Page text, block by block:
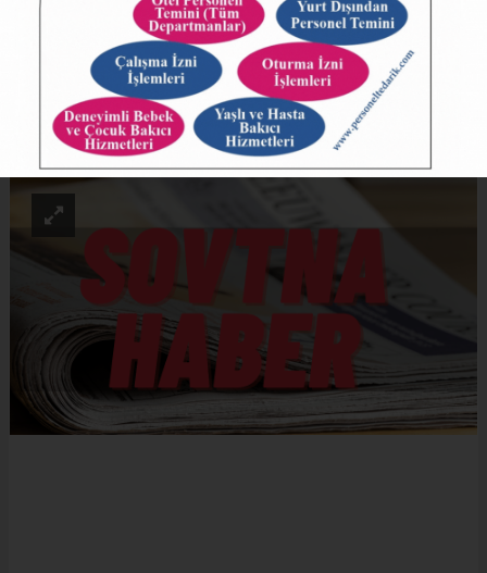
DEPREMZEDE ÇİFTÇİLER:DSİ'nin UYGULAMALARI
KABUL EDİLEMEZ!
ABONE OL